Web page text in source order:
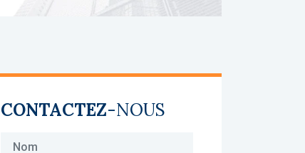
CONTACTEZ-NOUS